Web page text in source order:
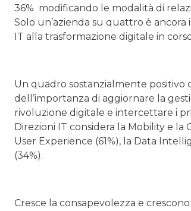
36% modificando le modalità di
Solo un’azienda su quattro è
IT alla trasformazione digitale in
Un quadro sostanzialmente positivo
dell’importanza di aggiornare la
rivoluzione digitale e intercettare i
Direzioni IT considera la Mobility e
User Experience (61%), la Data
(34%).
Cresce la consapevolezza e